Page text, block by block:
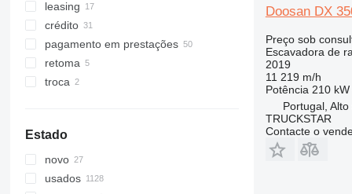
375
390
395
C-series
D series
GC
M-series
PC
leasing
crédito
pagamento em prestações
retoma
troca
Estado
novo
usados
Doosan DX
Preço sob
Escavadora de
2019
11 219 m/h
Potência 210
Portugal,
TRUCKSTAR
Contacte o